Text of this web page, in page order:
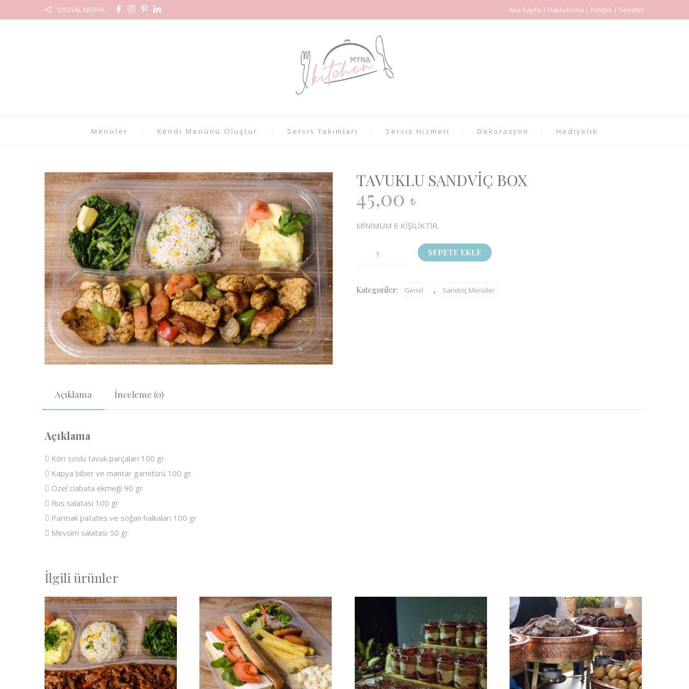
SOSYAL MEDYA Ana Sayfa | Hakkımızda | İletişim | Sepetim
Menüler Kendi Menünü Oluştur Servis Takımları Servis Hizmeti Dekorasyon Hediyelik
TAVUKLU SANDVİÇ BOX
45,00₺
MİNİMUM 6 KİŞİLİKTİR.
TAVUKLU
adet
SEPETE EKLE
Kategoriler: Genel , Sandviç Menüler
Açıklama İnceleme (0)
Açıklama
 Köri soslu tavuk parçaları 100 gr
 Kapya biber ve mantar garnitürü 100 gr
 Özel ciabata ekmeği 90 gr
 Rus salatası 100 gr
 Parmak patates ve soğan halkaları 100 gr
 Mevsim salatası 50 gr
İlgili ürünler